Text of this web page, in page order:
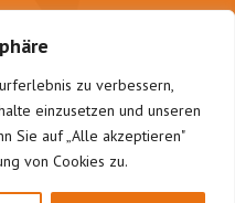
zu verbessern,
einzusetzen und unseren
Sie auf „Alle akzeptieren"
von Cookies zu.